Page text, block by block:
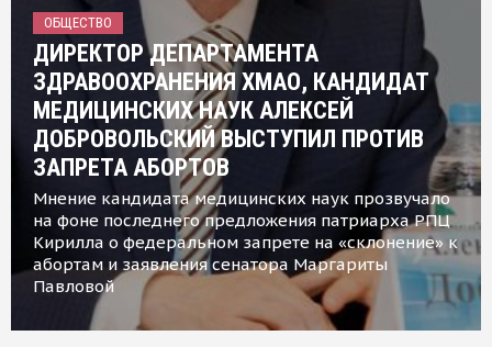
ОБЩЕСТВО
ДИРЕКТОР ДЕПАРТАМЕНТА
ЗДРАВООХРАНЕНИЯ ХМАО, КАНДИДАТ
МЕДИЦИНСКИХ НАУК АЛЕКСЕЙ
ДОБРОВОЛЬСКИЙ ВЫСТУПИЛ ПРОТИВ
ЗАПРЕТА АБОРТОВ
Мнение кандидата медицинских наук прозвучало
на фоне последнего предложения патриарха РПЦ
Кирилла о федеральном запрете на «склонение» к
абортам и заявления сенатора Маргариты
Павловой